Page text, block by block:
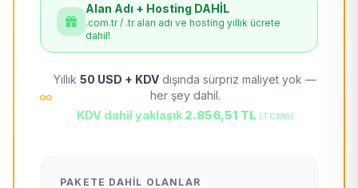
Alan Adı + Hosting DAHİL
.com.tr / .tr alan adı ve hosting yıllık ücrete
dahil!
Yıllık 50 USD + KDV dışında sürpriz maliyet yok —
her şey dahil.
KDV dahil yaklaşık 2.856,51 TL (TCMB)
PAKETE DAHIL OLANLAR